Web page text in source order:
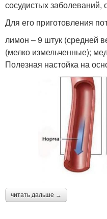
сосудистых заболеваний,
Для его приготовления
лимон – 9 штук (средней
(мелко измельченные);
Полезная настойка на
читать дальше →